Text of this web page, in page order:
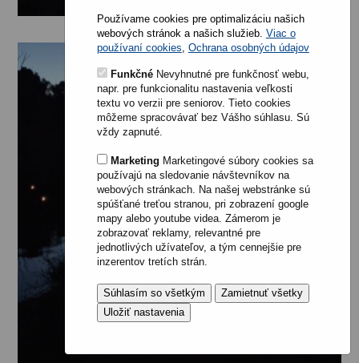
Používame cookies pre optimalizáciu našich
webových stránok a našich služieb. Viac o
používaní cookies Ochrana osobných údajov
FunkčnéNevyhnutné pre funkčnosť webu,
napr. pre funkcionalitu nastavenia veľkosti
textu vo verzii pre seniorov. Tieto cookies
môžeme spracovávať bez Vášho súhlasu. Sú
vždy zapnuté.
Marketing Marketingové súbory cookies sa
používajú na sledovanie návštevníkov na
webových stránkach. Na našej webstránke sú
spúšťané treťou stranou, pri zobrazení google
mapy alebo youtube videa. Zámerom je
zobrazovať reklamy, relevantné pre
jednotlivých užívateľov, a tým cennejšie pre
inzerentov tretích strán.